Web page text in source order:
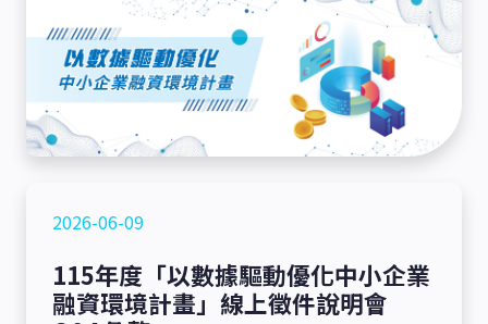
2026-06-09
115年度「以數據驅動優化中小企業
融資環境計畫」線上徵件說明會